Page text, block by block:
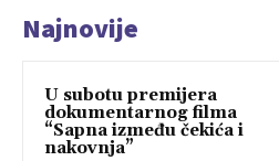
Najnovije
U subotu premijera
dokumentarnog filma
“Sapna između čekića i
nakovnja”